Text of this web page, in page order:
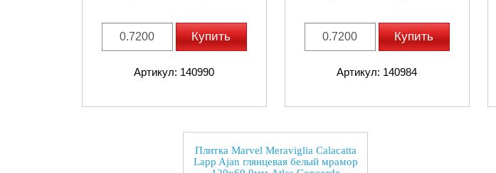
Купить
Артикул: 140990
Купить
Артикул: 140984
Плитка Marvel Meraviglia Calacatta
Lapp Ajan глянцевая белый мрамор